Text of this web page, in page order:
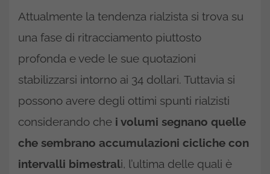
Attualmente la tendenza rialzista si trova su
una fase di ritracciamento piuttosto
profonda e vede le sue quotazioni
stabilizzarsi intorno ai 34 dollari. Tuttavia si
possono avere degli ottimi spunti rialzisti
considerando che i volumi segnano quelle
che sembrano accumulazioni cicliche con
intervalli bimestrali, l’ultima delle quali è